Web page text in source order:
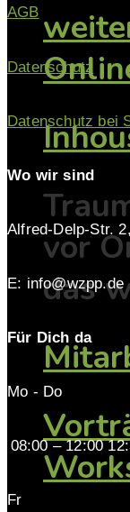
vor
das
AGB
Datenschutz
Datenschutz bei
Wo wir sind
Alfred-Delp-Str.
E: info@wzpp.de
Für Dich da
Mo - Do
08:00 – 12:00
Fr